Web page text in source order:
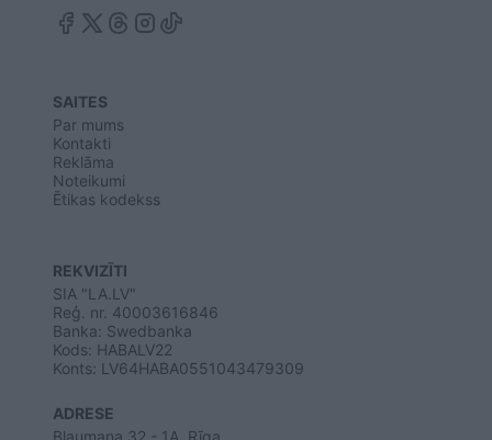
SAITES
Par mums
Kontakti
Reklāma
Noteikumi
Ētikas kodekss
REKVIZĪTI
SIA "LA.LV"
Reģ. nr. 40003616846
Banka: Swedbanka
Kods: HABALV22
Konts: LV64HABA0551043479309
ADRESE